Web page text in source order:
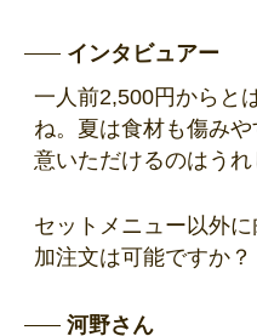
インタビュアー
一人前2,500円からと
ね。夏は食材も傷み
意いただけるのはうれ
セットメニュー以外
加注文は可能ですか？
河野さん